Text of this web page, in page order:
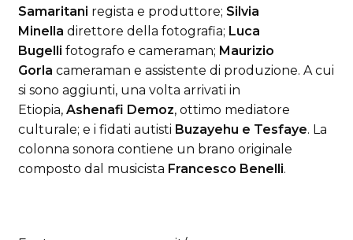
Samaritani regista e produttore; Silvia
Minella direttore della fotografia; Luca
Bugelli fotografo e cameraman; Maurizio
Gorla cameraman e assistente di produzione. A cui
si sono aggiunti, una volta arrivati in
Etiopia, Ashenafi Demoz, ottimo mediatore
culturale; e i fidati autisti Buzayehu e Tesfaye. La
colonna sonora contiene un brano originale
composto dal musicista Francesco Benelli.